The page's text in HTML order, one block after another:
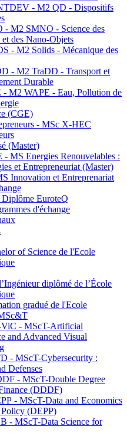
- M2 QD - Dispositifs
- M2 SMNO - Science des
des Nano-Objets
- M2 Solids - Mécanique des
- M2 TraDD - Transport et
Durable
- M2 WAPE - Eau, Pollution de
(CGE)
- MSc X-HEC
(Master)
- MS Energies Renouvelables :
et Entrepreneuriat (Master)
Innovation et Entreprenariat
EuroteQ
d'échange
of Science de l'Ecole
diplômé de l’École
gradué de l'Ecole
- MScT-Artificial
and Advanced Visual
- MScT-Cybersecurity :
Defenses
- MScT-Double Degree
(DDDF)
- MScT-Data and Economics
(DEPP)
- MScT-Data Science for